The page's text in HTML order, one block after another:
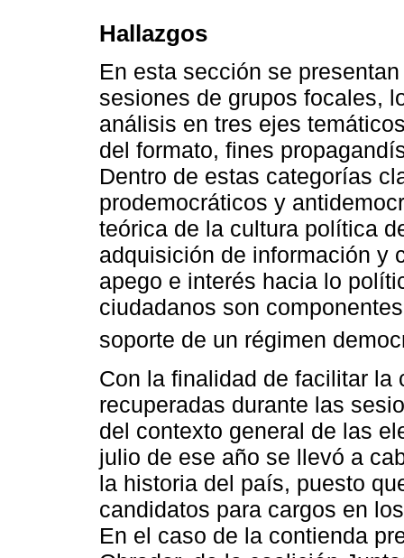
Hallazgos
En esta sección se
sesiones de grupos focales,
análisis en tres ejes
del formato, fines
Dentro de estas categorías
prodemocráticos y
teórica de la cultura política
adquisición de información y
apego e interés hacia lo
ciudadanos son
soporte de un régimen
Con la finalidad de facilitar la
recuperadas durante las
del contexto general de las
julio de ese año se llevó a
la historia del país, puesto
candidatos para cargos en
En el caso de la contienda